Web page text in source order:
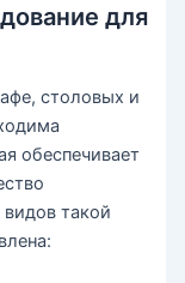
для
столовых и
обеспечивает
такой